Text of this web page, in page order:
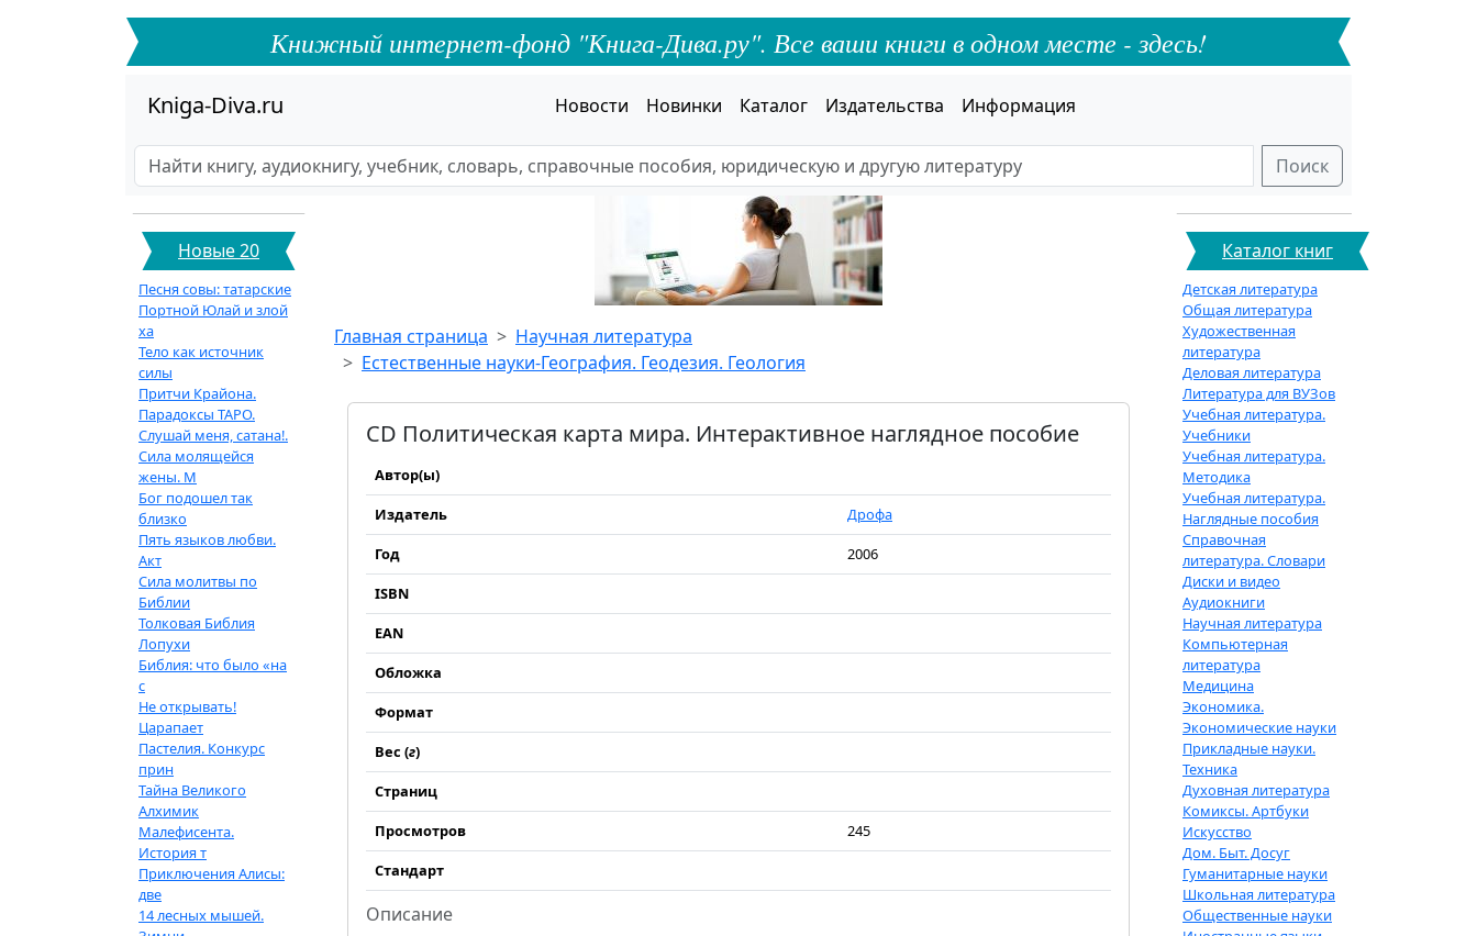
Книжный интернет-фонд "Книга-Дива.ру". Все ваши книги в одном месте - здесь!
Kniga-Diva.ru Новости Новинки Каталог Издательства Информация
Поиск
Новые 20
Песня совы: татарские
Портной Юлай и злой
ха
Тело как источник
силы
Притчи Крайона.
Парадоксы ТАРО.
Слушай меня, сатана!.
Сила молящейся
жены. М
Бог подошел так
близко
Пять языков любви.
Акт
Сила молитвы по
Библии
Толковая Библия
Лопухи
Библия: что было «на
с
Не открывать!
Царапает
Пастелия. Конкурс
прин
Тайна Великого
Алхимик
Малефисента.
История т
Приключения Алисы:
две
14 лесных мышей.
Главная страница
Научная литература
Естественные науки-География. Геодезия. Геология
CD Политическая карта мира. Интерактивное наглядное пособие
Автор(ы)
Издатель
Дрофа
Год
2006
ISBN
EAN
Обложка
Формат
Вес (г)
Страниц
Просмотров
245
Стандарт
Описание
Каталог книг
Детская литература
Общая литература
Художественная
литература
Деловая литература
Литература для ВУЗов
Учебная литература.
Учебники
Учебная литература.
Методика
Учебная литература.
Наглядные пособия
Справочная
литература. Словари
Диски и видео
Аудиокниги
Научная литература
Компьютерная
литература
Медицина
Экономика.
Экономические науки
Прикладные науки.
Техника
Духовная литература
Комиксы. Артбуки
Искусство
Дом. Быт. Досуг
Гуманитарные науки
Школьная литература
Общественные науки